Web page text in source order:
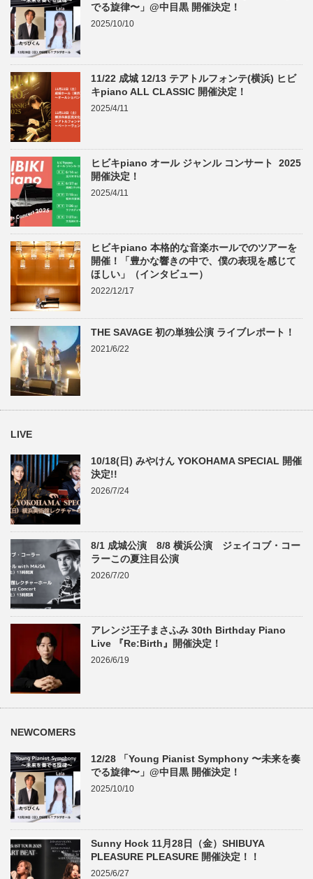
でる旋律〜」@中目黒 開催決定！
2025/10/10
11/22 成城 12/13 テアトルフォンテ(横浜) ヒビ
キpiano ALL CLASSIC 開催決定！
2025/4/11
ヒビキpiano オール ジャンル コンサート 2025
開催決定！
2025/4/11
ヒビキpiano 本格的な音楽ホールでのツアーを
開催！「豊かな響きの中で、僕の表現を感じて
ほしい」（インタビュー）
2022/12/17
THE SAVAGE 初の単独公演 ライブレポート！
2021/6/22
LIVE
10/18(日) みやけん YOKOHAMA SPECIAL 開催
決定!!
2026/7/24
8/1 成城公演 8/8 横浜公演 ジェイコブ・コー
ラーこの夏注目公演
2026/7/20
アレンジ王子まさふみ 30th Birthday Piano
Live 『Re:Birth』開催決定！
2026/6/19
NEWCOMERS
12/28 「Young Pianist Symphony 〜未来を奏
でる旋律〜」@中目黒 開催決定！
2025/10/10
Sunny Hock 11月28日（金）SHIBUYA
PLEASURE PLEASURE 開催決定！！
2025/6/27